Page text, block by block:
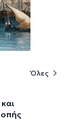
Όλες